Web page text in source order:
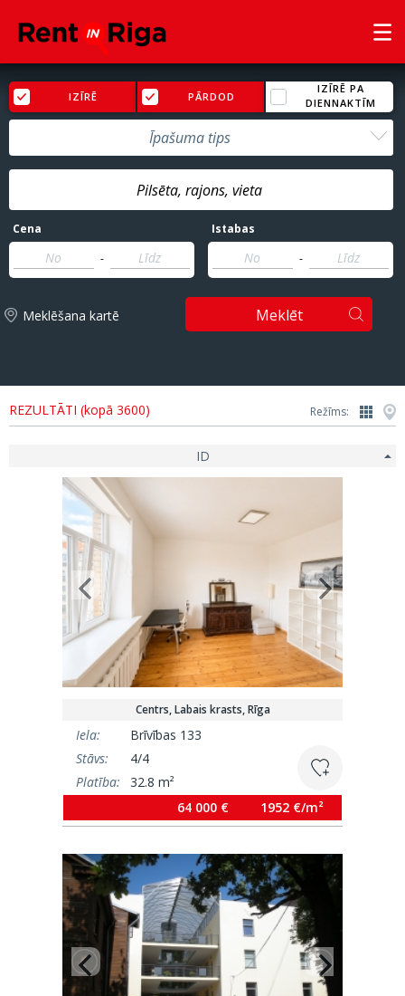
IZĪRĒ PĀRDOD
IZĪRĒ PA
DIENNAKTĪM
Īpašuma tips
Cena
-
Istabas
-
Meklēšana kartē Meklēt
REZULTĀTI (kopā 3600) Režīms:
ID
Centrs, Labais krasts, Rīga
Iela:
Brīvības 133
Stāvs:
4/4
Platība:
32.8 m²
64 000 €
1952 €/m²